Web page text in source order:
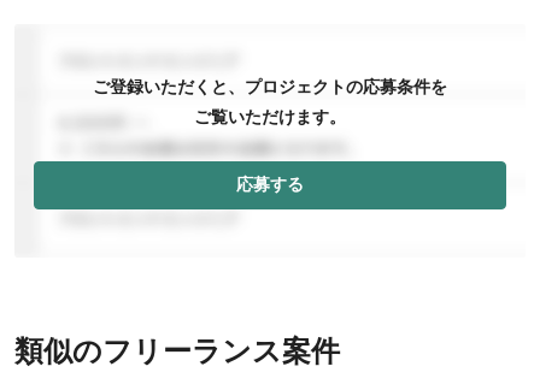
ご登録いただくと、プロジェクトの応募条件を
ご覧いただけます。
応募する
類似のフリーランス案件